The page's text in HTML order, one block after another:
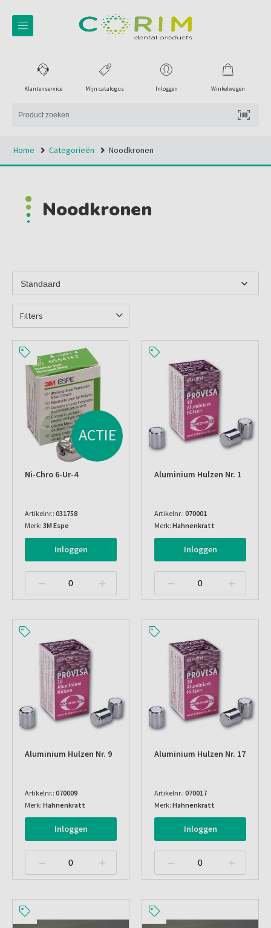
Winkelwagen
Inloggen
Mijn catalogus
Klantenservice
Home Categorieën Noodkronen
Noodkronen
Filters
ACTIE
Ni-Chro 6-Ur-4
Artikelnr.: 031758
Merk: 3M Espe
Inloggen
Aluminium Hulzen Nr. 1
Artikelnr.: 070001
Merk: Hahnenkratt
Inloggen
Aluminium Hulzen Nr. 9
Artikelnr.: 070009
Merk: Hahnenkratt
Inloggen
Aluminium Hulzen Nr. 17
Artikelnr.: 070017
Merk: Hahnenkratt
Inloggen